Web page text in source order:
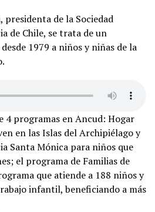
de la Sociedad
de Chile, se trata de un
1979 a niños y niñas de la
4 programas en Ancud: Hogar
en las Islas del Archipiélago y
Santa Mónica para niños que
el programa de Familias de
que atiende a 188 niños y
infantil, beneficiando a más